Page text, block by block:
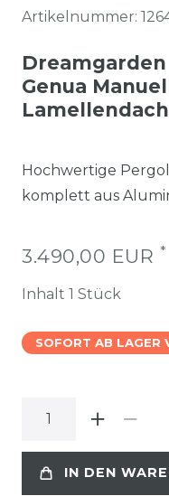
Artikelnummer:
Dreamgarden
Genua
Lamellendach
Hochwertige
komplett aus
3.490,00 EUR *
Inhalt 1 Stück
SOFORT AB LAGER
IN DEN